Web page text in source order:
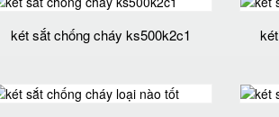
két sắt chống cháy ks500k2c1